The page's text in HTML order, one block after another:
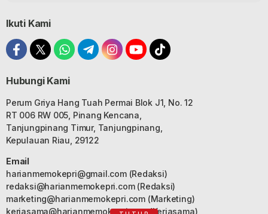
Ikuti Kami
Hubungi Kami
Perum Griya Hang Tuah Permai Blok J1, No. 12
RT 006 RW 005, Pinang Kencana,
Tanjungpinang Timur, Tanjungpinang,
Kepulauan Riau, 29122
Email
harianmemokepri@gmail.com(Redaksi)
redaksi@harianmemokepri.com(Redaksi)
marketing@harianmemokepri.com(Marketing)
kerjasama@harianmemokepri.com(Kerjasama)